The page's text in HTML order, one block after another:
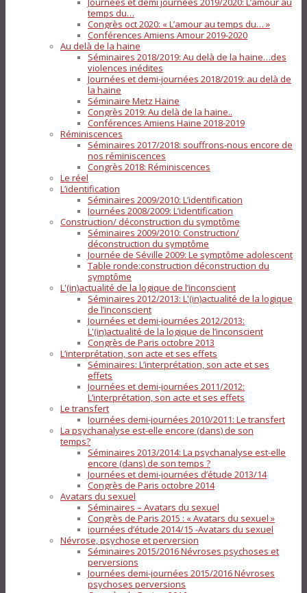
temps du…
Congrès oct 2020: « L’amour au temps du… »
Conférences Amiens Amour 2019-2020
Au delà de la haine
Séminaires 2018/2019: Au delà de la haine…des
violences inédites
Journées et demi-journées 2018/2019: au delà de
la haine
Séminaire Metz Haine
Congrès 2019: Au delà de la haine..
Conférences Amiens Haine 2018-2019
Réminiscences
Séminaires 2017/2018: souffrons-nous encore de
nos réminiscences
Congrès 2018: Réminiscences
Le réel
L’identification
Séminaires 2009/2010: L’identification
Journées 2008/2009: L’identification
Construction/ déconstruction du symptôme
Séminaires 2009/2010: Construction/
déconstruction du symptôme
Journée de Séville 2009: Le symptôme adolescent
Table ronde:construction déconstruction du
symptôme
L'(in)actualité de la logique de l’inconscient
Séminaires 2012/2013: L'(in)actualité de la logique
de l’inconscient
Journées et demi-journées 2012/2013:
L'(in)actualité de la logique de l’inconscient
Congrès de Paris octobre 2013
L’interprétation, son acte et ses effets
Séminaires: L’interprétation, son acte et ses
effets
Journées et demi-journées 2011/2012:
L’interprétation, son acte et ses effets
Le transfert
Journées demi-journées 2010/2011: Le transfert
La psychanalyse est-elle encore (dans) de son
temps?
Séminaires 2013/2014: La psychanalyse est-elle
encore (dans) de son temps ?
Journées et demi-journées d’étude 2013/14
Congrès de Paris octobre 2014
Avatars du sexuel
Séminaires – Avatars du sexuel
Congrès de Paris 2015 : « Avatars du sexuel »
journées d’étude 2014/15 -Avatars du sexuel
Névrose, psychose et perversion
Séminaires 2015/2016 Névroses psychoses et
perversions
Journées demi-journées 2015/2016 Névroses
psychoses perversions